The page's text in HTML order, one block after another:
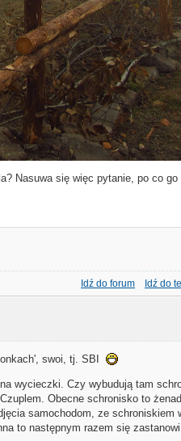
Nasuwa się więc pytanie, po co go
Idź do forum Idź do
swoi, tj. SBI
wycieczki. Czy wybudują tam
Obecne schronisko to
samochodom, ze schroniskiem
to następnym razem się zastanowi.